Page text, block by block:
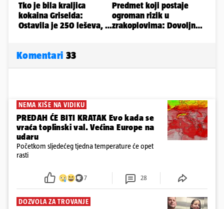
Komentari 33
NEMA KIŠE NA VIDIKU
PREDAH ĆE BITI KRATAK Evo kada se
vraća toplinski val. Većina Europe na
udaru
Početkom sljedećeg tjedna temperature će opet
rasti
7 28
DOZVOLA ZA TROVANJE